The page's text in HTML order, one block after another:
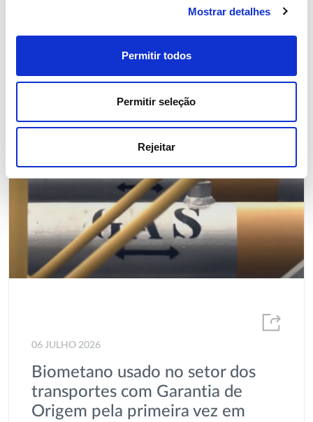
Mostrar detalhes
Permitir todos
Permitir seleção
Rejeitar
Notícias relacionadas
06 JULHO 2026
Biometano usado no setor dos
transportes com Garantia de
Origem pela primeira vez em